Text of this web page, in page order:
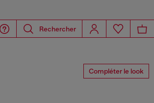
Rechercher
Compléter le look